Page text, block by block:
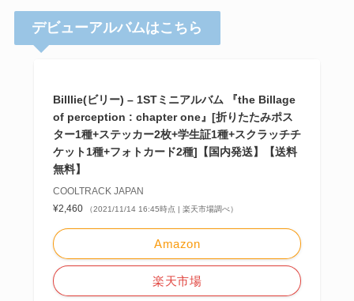
デビューアルバムはこちら
Billlie(ビリー) – 1STミニアルバム 『the Billage
of perception : chapter one』[折りたたみポス
ター1種+ステッカー2枚+学生証1種+スクラッチチ
ケット1種+フォトカード2種]【国内発送】【送料
無料】
COOLTRACK JAPAN
¥2,460
（2021/11/14 16:45時点 | 楽天市場調べ）
Amazon
楽天市場